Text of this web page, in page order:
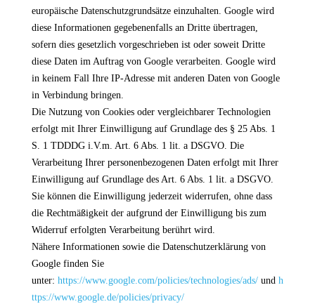
europäische Datenschutzgrundsätze einzuhalten. Google wird
diese Informationen gegebenenfalls an Dritte übertragen,
sofern dies gesetzlich vorgeschrieben ist oder soweit Dritte
diese Daten im Auftrag von Google verarbeiten. Google wird
in keinem Fall Ihre IP-Adresse mit anderen Daten von Google
in Verbindung bringen.
Die Nutzung von Cookies oder vergleichbarer Technologien
erfolgt mit Ihrer Einwilligung auf Grundlage des § 25 Abs. 1
S. 1 TDDDG i.V.m. Art. 6 Abs. 1 lit. a DSGVO. Die
Verarbeitung Ihrer personenbezogenen Daten erfolgt mit Ihrer
Einwilligung auf Grundlage des Art. 6 Abs. 1 lit. a DSGVO.
Sie können die Einwilligung jederzeit widerrufen, ohne dass
die Rechtmäßigkeit der aufgrund der Einwilligung bis zum
Widerruf erfolgten Verarbeitung berührt wird.
Nähere Informationen sowie die Datenschutzerklärung von
Google finden Sie
unter: https://www.google.com/policies/technologies/ads/und h
ttps://www.google.de/policies/privacy/